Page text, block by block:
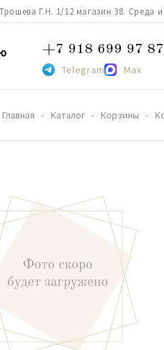
Г.Н. 1/12 магазин 38. Среда
+7 918 699 97 87
Telegram Max
Главная Каталог Корзины